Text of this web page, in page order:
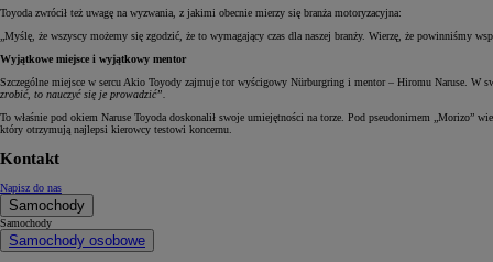
Toyoda zwrócił też uwagę na wyzwania, z jakimi obecnie mierzy się branża motoryzacyjna:
„Myślę, że wszyscy możemy się zgodzić, że to wymagający czas dla naszej branży. Wierzę, że powinniśmy
Wyjątkowe miejsce i wyjątkowy mentor
Szczególne miejsce w sercu Akio Toyody zajmuje tor wyścigowy Nürburgring i mentor – Hiromu Naruse. W
zrobić, to nauczyć się je prowadzić”.
To właśnie pod okiem Naruse Toyoda doskonalił swoje umiejętności na torze. Pod pseudonimem
który otrzymują najlepsi kierowcy testowi koncernu.
Kontakt
Napisz do nas
Samochody
Samochody
Samochody osobowe